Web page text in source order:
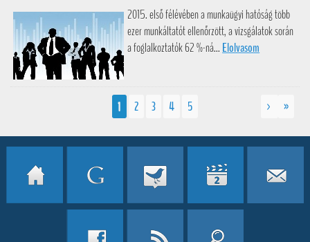
2015. első félévében a munkaügyi hatóság több
ezer munkáltatót ellenőrzött, a vizsgálatok során
a foglalkoztatók 62 %-ná... Elolvasom
1 2 3 4 5 > »